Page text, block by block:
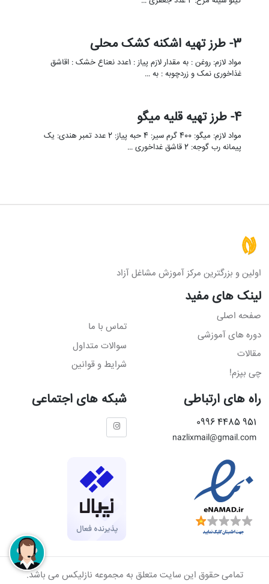
3- طرز تهیه اشکنه کشک محلی
مواد لازم: روغن : به مقدار لازم پیاز : 1عدد نعناع خشک : اقاشق
غذاخوری نمک و زردچوبه : به …
4- طرز تهیه قلیه میگو
مواد لازم: میگو: 400 گرم سیر: 4 حبه پیاز: 2 عدد تمبر هندی: یک
پیمانه رب گوجه: 2 قاشق غداخوری …
اولین و بزرگترین مرکز آموزش مشاغل آزاد
لینک های مفید
صفحه اصلی
دوره های آموزشی
مقالات
چی بپزم!
تماس با ما
سوالات متداول
شرایط و قوانین
راه های ارتباطی
951 4485 0996
nazlixmail@gmail.com
شبکه های اجتماعی
تمامی حقوق این سایت متعلق به مجموعه نازلیکس می باشد.